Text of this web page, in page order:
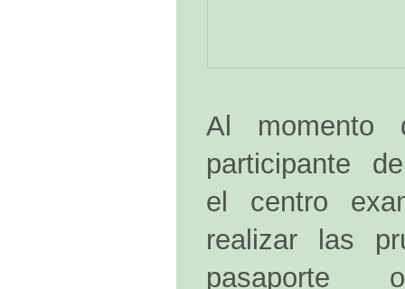
Al momento
participante
el centro
realizar las
pasaporte